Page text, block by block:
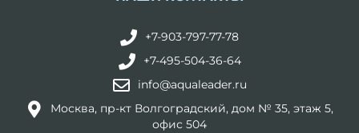
+7-903-797-77-78
+7-495-504-36-64
info@aqualeader.ru
Москва, пр-кт Волгоградский, дом № 35, этаж 5,
офис 504